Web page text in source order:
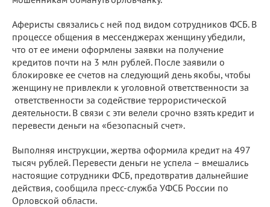
Аферисты связались с ней под видом сотрудников ФСБ. В
процессе общения в мессенджерах женщину убедили,
что от ее имени оформлены заявки на получение
кредитов почти на 3 млн рублей. После заявили о
блокировке ее счетов на следующий день якобы, чтобы
женщину не привлекли к уголовной ответственности за
ответственности за содействие террористической
деятельности. В связи с эти велели срочно взять кредит и
перевести деньги на «безопасный счет».
Выполняя инструкции, жертва оформила кредит на 497
тысяч рублей. Перевести деньги не успела – вмешались
настоящие сотрудники ФСБ, предотвратив дальнейшие
действия, сообщила пресс-служба УФСБ России по
Орловской области.